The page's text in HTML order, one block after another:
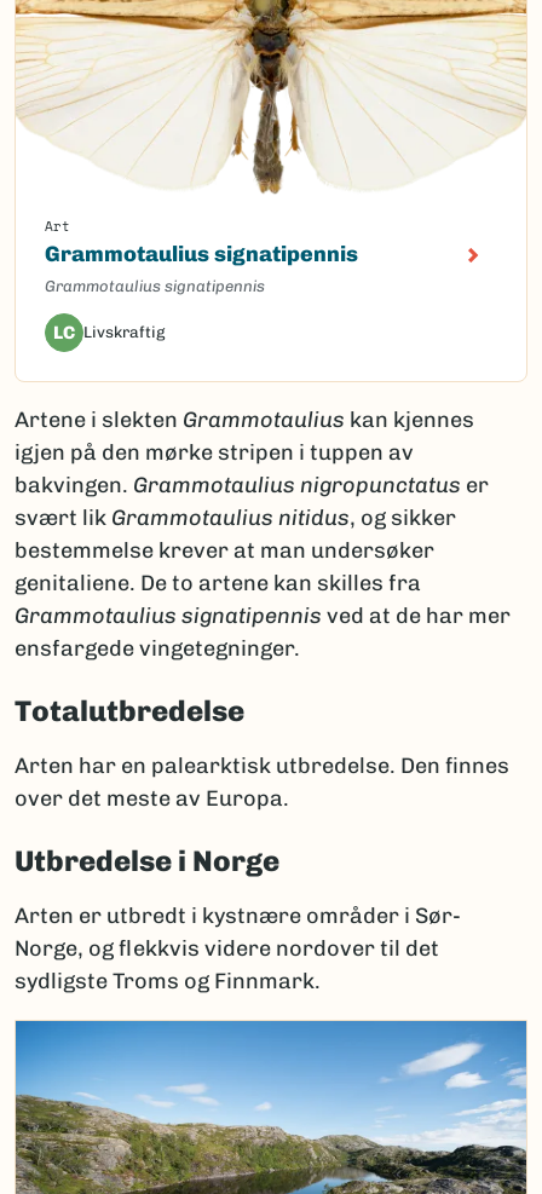
Art
Grammotaulius signatipennis
Grammotaulius signatipennis
LC Livskraftig
Artene i slekten Grammotaulius kan kjennes
igjen på den mørke stripen i tuppen av
bakvingen. Grammotaulius nigropunctatus er
svært lik Grammotaulius nitidus, og sikker
bestemmelse krever at man undersøker
genitaliene. De to artene kan skilles fra
Grammotaulius signatipennis ved at de har mer
ensfargede vingetegninger.
Totalutbredelse
Arten har en palearktisk utbredelse. Den finnes
over det meste av Europa.
Utbredelse i Norge
Arten er utbredt i kystnære områder i Sør-
Norge, og flekkvis videre nordover til det
sydligste Troms og Finnmark.